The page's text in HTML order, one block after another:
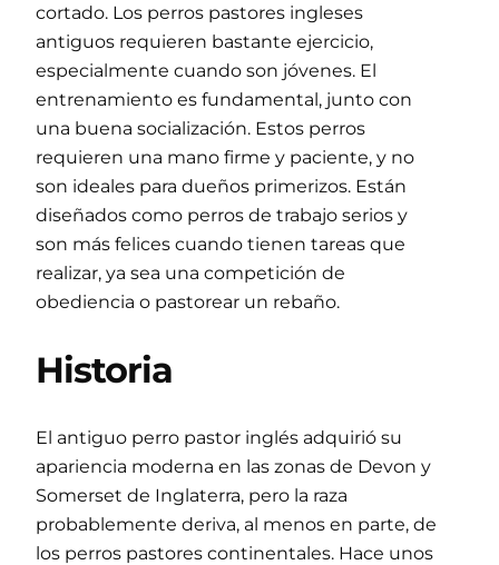
cortado. Los perros pastores ingleses
antiguos requieren bastante ejercicio,
especialmente cuando son jóvenes. El
entrenamiento es fundamental, junto con
una buena socialización. Estos perros
requieren una mano firme y paciente, y no
son ideales para dueños primerizos. Están
diseñados como perros de trabajo serios y
son más felices cuando tienen tareas que
realizar, ya sea una competición de
obediencia o pastorear un rebaño.
Historia
El antiguo perro pastor inglés adquirió su
apariencia moderna en las zonas de Devon y
Somerset de Inglaterra, pero la raza
probablemente deriva, al menos en parte, de
los perros pastores continentales. Hace unos